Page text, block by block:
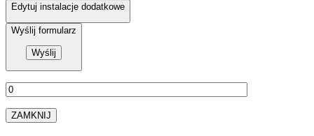
Edytuj instalacje dodatkowe
Wyślij formularz
ZAMKNIJ